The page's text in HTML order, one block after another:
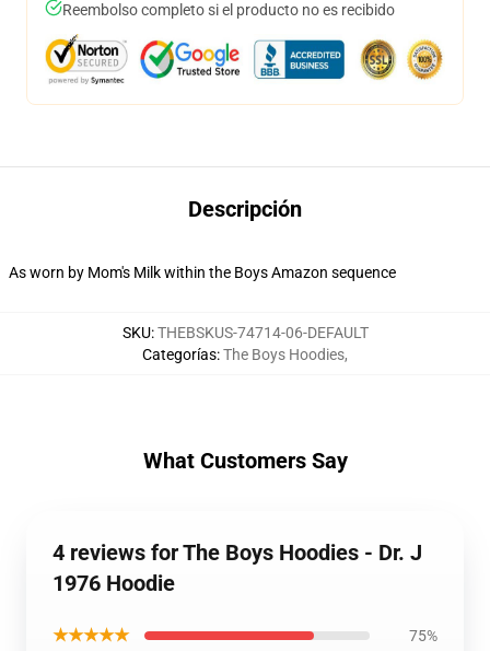
Reembolso completo si el producto no es recibido
Descripción
As worn by Mom's Milk within the Boys Amazon sequence
SKU:THEBSKUS-74714-06-DEFAULT
Categorías:The Boys Hoodies,
What Customers Say
4 reviews for The Boys Hoodies - Dr. J
1976 Hoodie
★★★★★ 75%